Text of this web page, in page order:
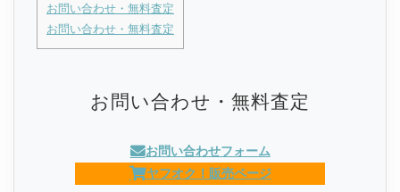
お問い合わせ・無料査定
お問い合わせ・無料査定
お問い合わせ・無料査定
お問い合わせフォーム
ヤフオク！販売ページ